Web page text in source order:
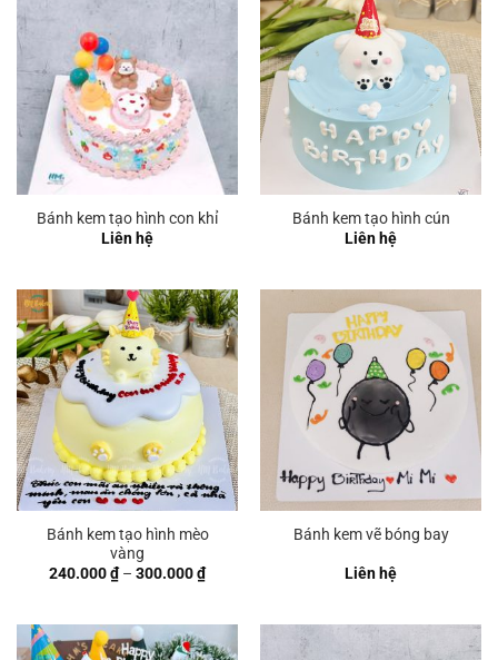
Bánh kem tạo hình con khỉ
Liên hệ
Bánh kem tạo hình cún
Liên hệ
Bánh kem tạo hình mèo
vàng
240.000₫ – 300.000₫Khoảng
giá:
đến
300.000 ₫
Bánh kem vẽ bóng bay
Liên hệ